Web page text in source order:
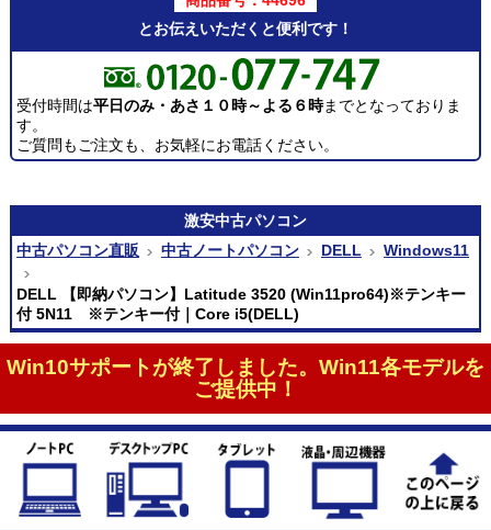
とお伝えいただくと便利です！
受付時間は平日のみ・あさ１０時～よる６時までとなっておりま
す。
ご質問もご注文も、お気軽にお電話ください。
激安中古パソコン
中古パソコン直販
中古ノートパソコン DELL Windows11
DELL 【即納パソコン】Latitude 3520 (Win11pro64)※テンキー
付 5N11 ※テンキー付｜Core i5(DELL)
Win10サポートが終了しました。Win11各モデルを
ご提供中！